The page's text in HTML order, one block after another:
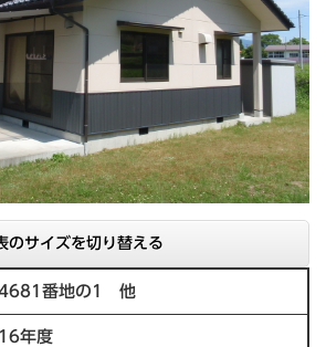
のサイズを切り替える
番地の1 他
年度